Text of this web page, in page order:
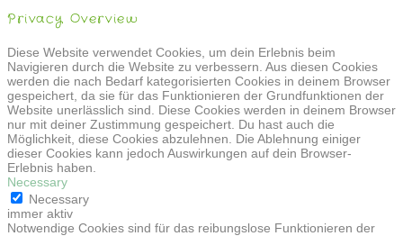
Privacy Overview
Diese Website verwendet Cookies, um dein Erlebnis beim
Navigieren durch die Website zu verbessern. Aus diesen Cookies
werden die nach Bedarf kategorisierten Cookies in deinem Browser
gespeichert, da sie für das Funktionieren der Grundfunktionen der
Website unerlässlich sind. Diese Cookies werden in deinem Browser
nur mit deiner Zustimmung gespeichert. Du hast auch die
Möglichkeit, diese Cookies abzulehnen. Die Ablehnung einiger
dieser Cookies kann jedoch Auswirkungen auf dein Browser-
Erlebnis haben.
Necessary
Necessary
immer aktiv
Notwendige Cookies sind für das reibungslose Funktionieren der